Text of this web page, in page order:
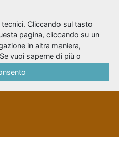
It
Cliccando sul tasto
pagina, cliccando su un
in altra maniera,
vuoi saperne di più o